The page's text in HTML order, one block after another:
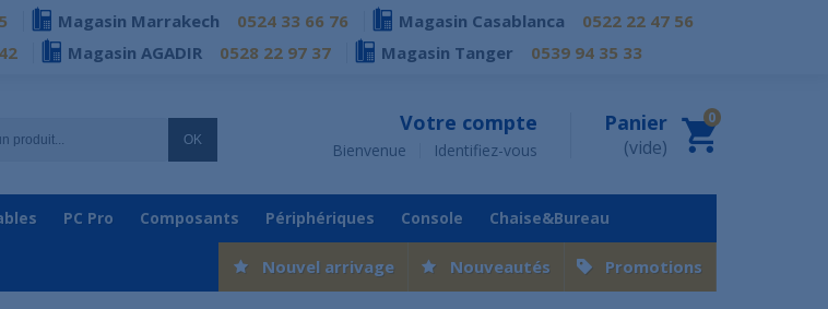
Magasin Marrakech 0524 33 66 76 Magasin Casablanca
0522 22 47 56
Magasin AGADIR 0528 22 97 37 Magasin Tanger 0539 94 35 33
OK
Panier
(vide)
0
Votre compte
Bienvenue Identifiez-vous
Promotions
Nouveautés
Nouvel arrivage
PC Pro Composants Périphériques Console Chaise&Bureau